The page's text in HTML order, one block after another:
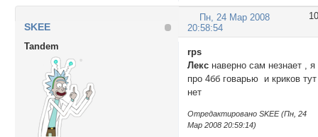
10
Пн, 24 Мар 2008
20:58:54
SKEE
Tandem
rps
Лекс наверно сам незнает , я
про 4бб говарью и криков тут
нет
Отредактировано SKEE (Пн, 24
Мар 2008 20:59:14)